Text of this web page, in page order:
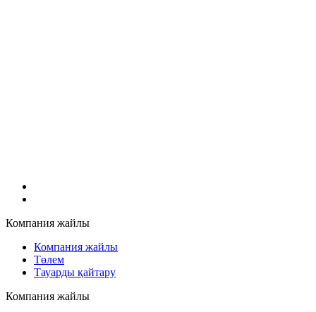
Компания жайлы
Компания жайлы
Төлем
Тауарды қайтару
Компания жайлы